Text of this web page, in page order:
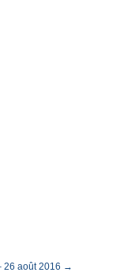
26 août 2016 →